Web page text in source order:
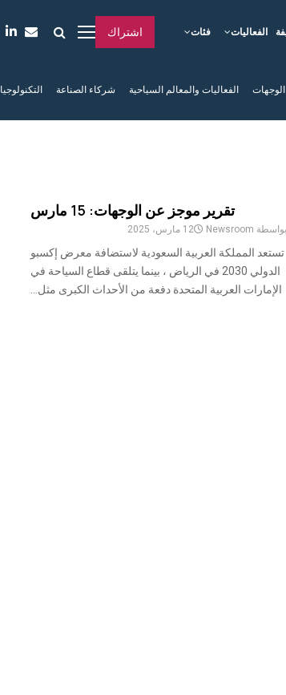
فئات الفعاليات اشتراك
الوجهات الفعاليات والمعالم السياحية شركاء الصناعة التكنولوجيا
تقرير موجز عن الوجهات: 15 مارس
بواسطة Newsroom 12 مارس، 2025
تستعد المملكة العربية السعودية لاستضافة معرض إكسبو
الدولي 2030 في الرياض ، بينما يتلقى قطاع السياحة في
الإمارات العربية المتحدة دفعة من الأحداث الكبرى مثل...